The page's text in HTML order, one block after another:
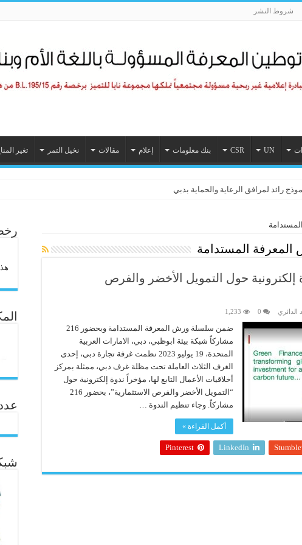
شروط النشر
UN
CSR بنك معلومات إعلام مقالات نخيل التمر تغير
رائد لمرافق الرعاية والحماية بدبي
المستدامة
حول التمويل الأخضر والفرص
الدائري 0
1,233
ضمن سلسلة ورش المعرفة المستدامة وبحضور 216
مشاركاً شبكة بيئة ابوظبي، دبي، الامارات العربية
المتحدة، 19 يوليو 2023 نظمت غرفة تجارة دبي، إحدى
الغرف الثلاث العاملة تحت مظلة غرف دبي، ممثلة بمركز
أخلاقيات الأعمال التابع لها، مؤخراً ندوة إلكترونية حول
“التمويل الأخضر والفرص الاستثمارية”، بحضور 216
مشاركاً. وجاء تنظيم الندوة …
أكمل القراءة »
LinkedIn
Pinterest
عدد